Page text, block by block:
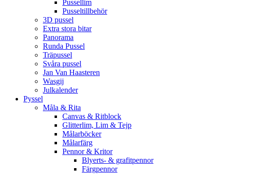
Pussellim
Pusseltillbehör
3D pussel
Extra stora bitar
Panorama
Runda Pussel
Träpussel
Svåra pussel
Jan Van Haasteren
Wasgij
Julkalender
Pyssel
Måla & Rita
Canvas & Ritblock
Glitterlim, Lim & Tejp
Målarböcker
Målarfärg
Pennor & Kritor
Blyerts- & grafitpennor
Färgpennor